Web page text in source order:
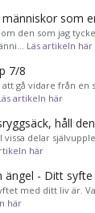
som
om den som jag
Läs artikeln här
7/8
gå vidare från en
artikeln här
håll den
vissa delar
här
ängel - Ditt syfte
med ditt liv är.
här